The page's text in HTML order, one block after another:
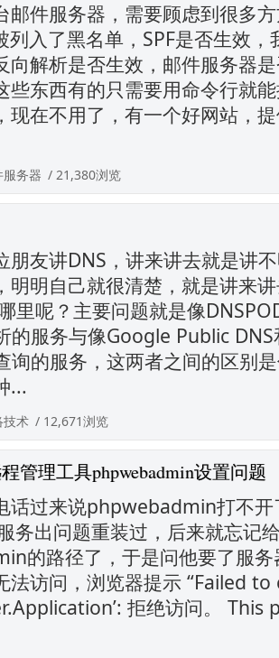
邮件服务器，需要顾虑到很多
列入了黑名单，SPF是否生效
向解析是否生效，邮件服务器
些东西有的只需要用命令行就
现在不用了，有一个好网站，
服务器 / 21,380浏览
朋友讲DNS，讲来讲去就是讲
明明自己就很清楚，就是讲来
里呢？主要问题就是像
的服务与像Google Public
询的服务，这两者之间的区别
...
技术 / 12,671浏览
管理工具phpwebadmin设置问题
话过来说phpwebadmin打不开
务出问题重装过，后来就忘记
的路径了，于是问他要了服务
法访问，浏览器提示 “Failed
拒绝访问。